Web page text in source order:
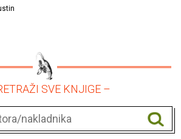
SVE KNJIGE –